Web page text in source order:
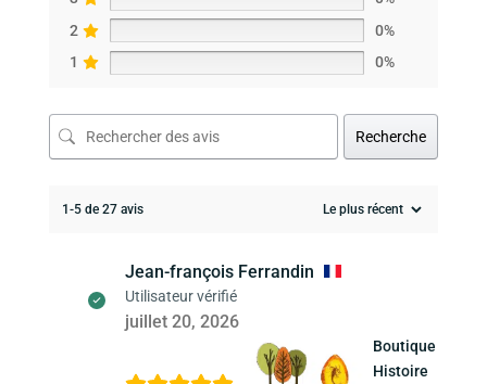
2
0%
1
0%
Recherche
1-5 de 27 avis
Jean-françois Ferrandin
Utilisateur vérifié
juillet 20, 2026
Boutique
Histoire